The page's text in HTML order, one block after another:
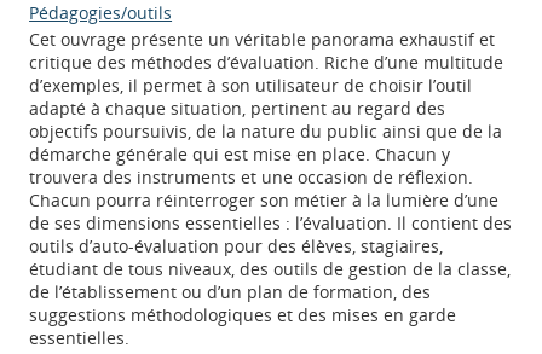
Pédagogies/outils
Cet ouvrage présente un véritable panorama exhaustif et
critique des méthodes d’évaluation. Riche d’une multitude
d’exemples, il permet à son utilisateur de choisir l’outil
adapté à chaque situation, pertinent au regard des
objectifs poursuivis, de la nature du public ainsi que de la
démarche générale qui est mise en place. Chacun y
trouvera des instruments et une occasion de réflexion.
Chacun pourra réinterroger son métier à la lumière d’une
de ses dimensions essentielles : l’évaluation. Il contient des
outils d’auto-évaluation pour des élèves, stagiaires,
étudiant de tous niveaux, des outils de gestion de la classe,
de l’établissement ou d’un plan de formation, des
suggestions méthodologiques et des mises en garde
essentielles.